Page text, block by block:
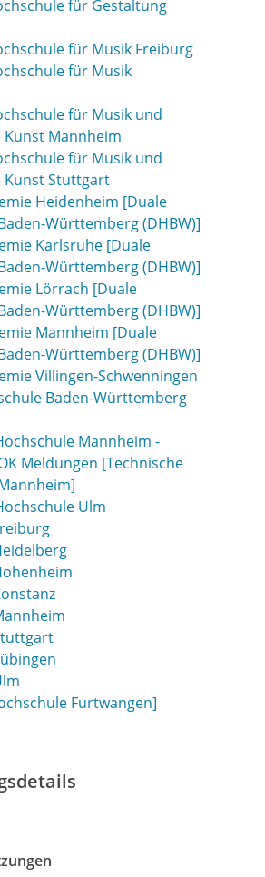
für Gestaltung
für Musik Freiburg
für Musik
für Musik und
Mannheim
für Musik und
Kunst Stuttgart
Heidenheim [Duale
Württemberg (DHBW)]
Karlsruhe [Duale
Württemberg (DHBW)]
Lörrach [Duale
Württemberg (DHBW)]
Mannheim [Duale
Württemberg (DHBW)]
Villingen-Schwenningen
Baden-Württemberg
Mannheim -
Meldungen [Technische
Ulm
Furtwangen]